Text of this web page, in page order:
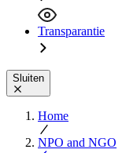
Transparantie
Sluiten
Home
NPO and NGO